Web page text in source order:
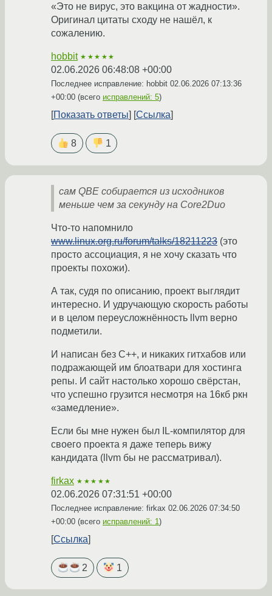
«Это не вирус, это вакцина от жадности».
Оригинал цитаты сходу не нашёл, к
сожалению.
hobbit ★★★★★
02.06.2026 06:48:08 +00:00
Последнее исправление: hobbit 02.06.2026 07:13:36
+00:00 (всего исправлений: 5)
Показать ответы Ссылка
8 1
сам QBE собирается из исходников
меньше чем за секунду на Core2Duo
Что-то напомнило
www.linux.org.ru/forum/talks/18211223 (это
просто ассоциация, я не хочу сказать что
проекты похожи).
А так, судя по описанию, проект выглядит
интересно. И удручающую скорость работы
и в целом переусложнённость llvm верно
подметили.
И написан без С++, и никаких гитхабов или
подражающей им блоатвари для хостинга
репы. И сайт настолько хорошо свёрстан,
что успешно грузится несмотря на 16кб ркн
«замедление».
Если бы мне нужен был IL-компилятор для
своего проекта я даже теперь вижу
кандидата (llvm бы не рассматривал).
firkax ★★★★★
02.06.2026 07:31:51 +00:00
Последнее исправление: firkax 02.06.2026 07:34:50
+00:00 (всего исправлений: 1)
Ссылка
2 1